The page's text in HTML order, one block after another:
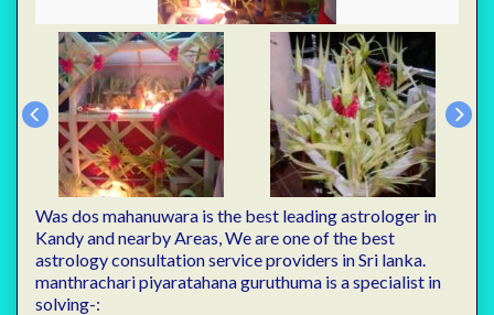
Was dos mahanuwara is the best leading astrologer in
Kandy and nearby Areas, We are one of the best
astrology consultation service providers in Sri lanka.
manthrachari piyaratahana guruthuma is a specialist in
solving-: